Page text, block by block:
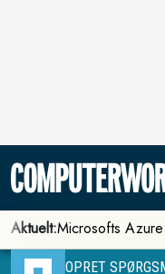
Aktuelt:Microsofts
OPRET